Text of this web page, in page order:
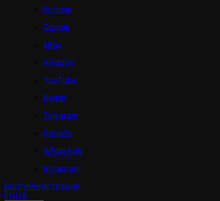
Fortnite
Google
eBay
Amazon
YouTube
Reddit
Telegram
Shopify
WhatsApp
Instagram
ВойтиРегистрация
ENUA